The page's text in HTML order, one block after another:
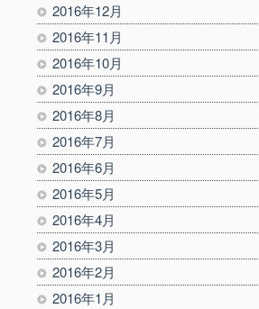
2016年12月
2016年11月
2016年10月
2016年9月
2016年8月
2016年7月
2016年6月
2016年5月
2016年4月
2016年3月
2016年2月
2016年1月